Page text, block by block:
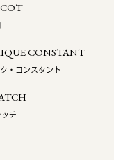
CONSTANT
・コンスタント
チ